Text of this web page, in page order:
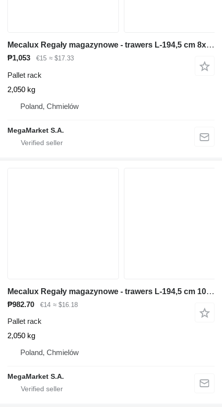
Mecalux Regały magazynowe - trawers L-194,5 cm 8x5 cm używany
₱1,053 €15 ≈ $17.33
Pallet rack
2,050 kg
Poland, Chmielów
MegaMarket S.A.
Mecalux Regały magazynowe - trawers L-194,5 cm 10x5 cm używany
₱982.70 €14 ≈ $16.18
Pallet rack
2,050 kg
Poland, Chmielów
MegaMarket S.A.